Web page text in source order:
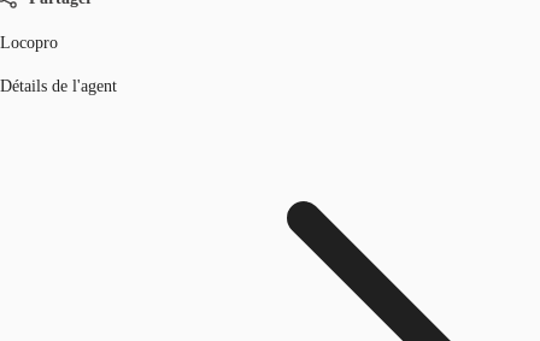
Locopro
Détails de l'agent